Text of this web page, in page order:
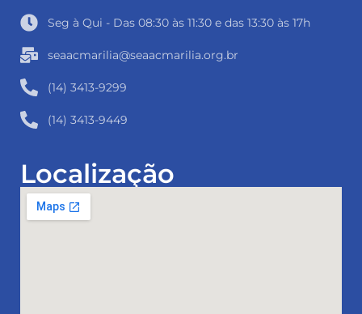
Seg à Qui - Das 08:30 às 11:30 e das 13:30 às 17h
seaacmarilia@seaacmarilia.org.br
(14) 3413-9299
(14) 3413-9449
Localização